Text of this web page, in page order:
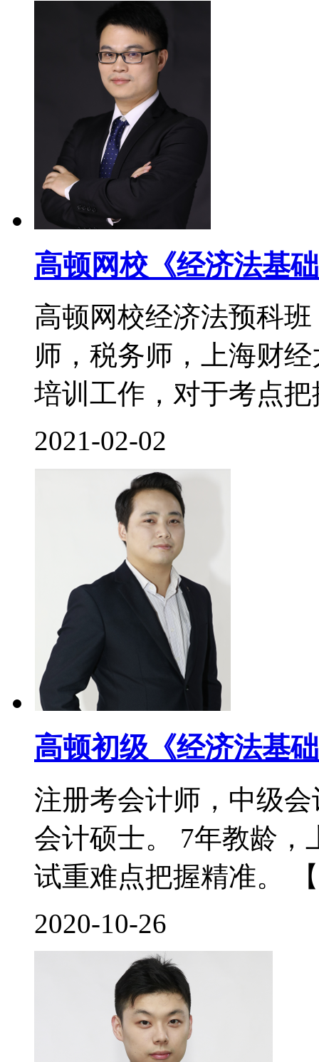
高顿网校《经济法基
高顿网校经济法预科
师，税务师，上海财
培训工作，对于考点
2021-02-02
高顿初级《经济法基
注册考会计师，中级
会计硕士。 7年教龄
试重难点把握精准。
2020-10-26